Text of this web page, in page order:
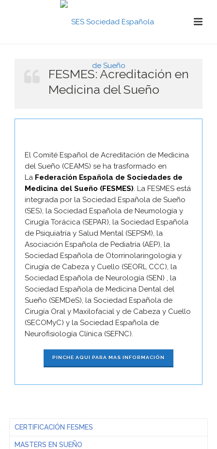
FESMES: Acreditación en
Medicina del Sueño
El Comité Español de Acreditación de Medicina
del Sueño (CEAMS) se ha trasformado en
La Federación Española de Sociedades de
Medicina del Sueño (FESMES). La FESMES está
integrada por la Sociedad Española de Sueño
(SES), la Sociedad Española de Neumología y
Cirugía Torácica (SEPAR), la Sociedad Española
de Psiquiatría y Salud Mental (SEPSM), la
Asociación Española de Pediatría (AEP), la
Sociedad Española de Otorrinolaringología y
Cirugía de Cabeza y Cuello (SEORL CCC), la
Sociedad Española de Neurología (SEN) , la
Sociedad Española de Medicina Dental del
Sueño (SEMDeS), la Sociedad Española de
Cirugía Oral y Maxilofacial y de Cabeza y Cuello
(SECOMyC) y la Sociedad Española de
Neurofisiología Clínica (SEFNC).
PINCHE AQUI PARA MAS INFORMACIÓN
CERTIFICACIÓN FESMES
MASTERS EN SUEÑO